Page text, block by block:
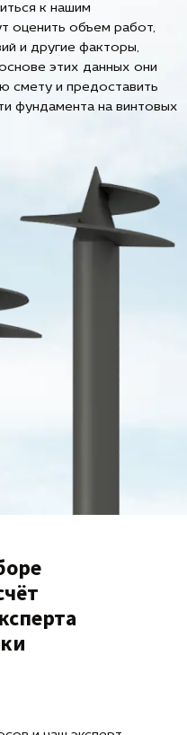
к нашим
оценить объем работ,
и другие факторы,
этих данных они
смету и предоставить
фундамента на винтовых